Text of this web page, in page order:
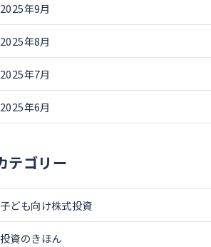
2025年9月
2025年8月
2025年7月
2025年6月
テゴリー
子ども向け株式投資
投資のきほん